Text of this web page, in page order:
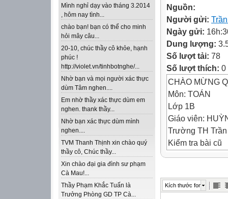
Mình nghỉ dạy vào tháng 3.2014
, hôm nay tình...
chào bạn! bạn có thể cho minh
hỏi mây câu...
20-10, chúc thầy cô khỏe, hạnh
phúc !
http://violet.vn/tinhbotnghe/...
Nhờ bạn và mọi người xác thực
dùm Tâm nghen....
Em nhờ thầy xác thực dùm em
nghen. thank thầy...
Nhờ bạn xác thực dùm mình
nghen....
TVM Thanh Thịnh xin chào quý
thầy cô, Chúc thầy...
Xin chào đại gia đình sư phạm
Cà Mau!...
Thầy Phạm Khắc Tuấn là
Trưởng Phòng GD TP Cà...
Nguồn:
Người gửi:
Ngày gửi:
Dung lượng:
Số lượt tải: 78
Số lượt thích: 0
CHÀO MỪNG
Môn: TOÁN
Lớp 1B
Giáo viên:
Trường TH
Kiểm tra bài cũ
>
<
Kích thước font